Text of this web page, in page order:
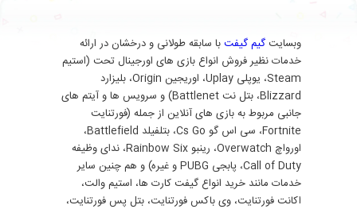
وبسایت گیم گیفتبا سابقه طولانی و درخشان در ارائه
خدمات نظیر فروش انواع بازی های اورجینال تحت (استیم
Steam، یوپلی Uplay، اوریجین Origin، بلیزارد
Blizzard، بتل نت Battlenet) و سرویس ها و آیتم های
جانبی مربوط به بازی های آنلاین از جمله (فورتنایت
Fortnite، سی اس گو Cs Go، بتلفیلد Battlefield،
اورواچ Overwatch، رینبو Rainbow Six، ندای وظیفه
Call of Duty، پابجی PUBG و غیره) و هم چنین سایر
خدمات مانند خرید انواع گیفت کارت ها، استیم والت،
اکانت فورتنایت، وی باکس فورتنایت، بتل پس فورتنایت،